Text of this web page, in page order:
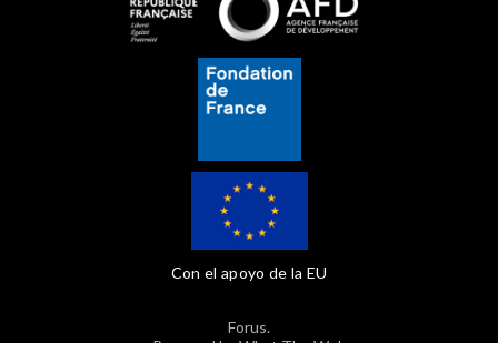
Con el apoyo de la EU
Forus.